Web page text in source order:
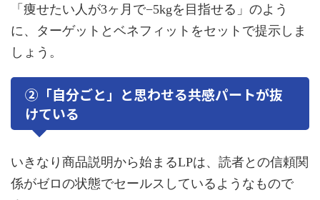
「痩せたい人が3ヶ月で−5kgを目指せる」のよう
に、ターゲットとベネフィットをセットで提示しま
しょう。
②「自分ごと」と思わせる共感パートが抜
けている
いきなり商品説明から始まるLPは、読者との信頼関
係がゼロの状態でセールスしているようなもので